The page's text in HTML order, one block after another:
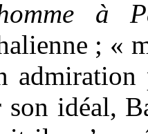
à
; «
admiration
idéal,